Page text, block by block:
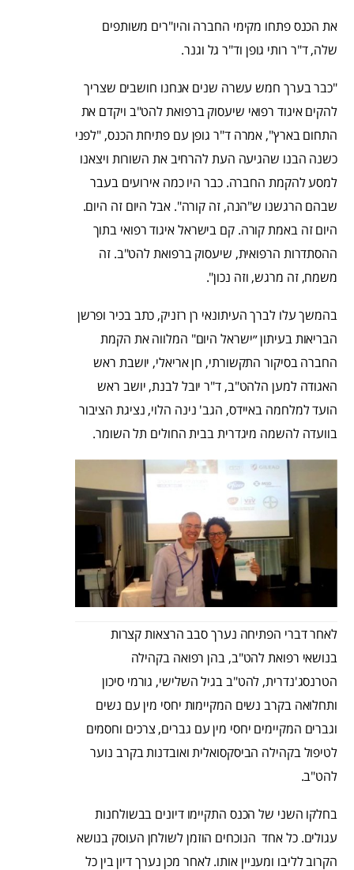
את הכנס פתחו מקימי החברה והיו"רים משותפים
שלה, ד"ר רותי גופן וד"ר גל וגנר.
"כבר בערך חמש עשרה שנים אנחנו חושבים שצריך
להקים איגוד רפואי שיעסוק ברפואת להט"ב ויקדם את
התחום בארץ", אמרה ד"ר גופן עם פתיחת הכנס, "לפני
כשנה הבנו שהגיעה העת להרחיב את השורות ויצאנו
למסע להקמת החברה. כבר היו כמה אירועים בעבר
שבהם הרגשנו ש"הנה, זה קורה". אבל היום זה היום.
היום זה באמת קורה. קם בישראל איגוד רפואי בתוך
ההסתדרות הרפואית, שיעסוק ברפואת להט"ב. זה
משמח, זה מרגש, וזה נכון".
בהמשך עלו לברך העיתונאי רן רזניק, כתב בכיר ופרשן
הבריאות בעיתון ״ישראל היום" המלווה את הקמת
החברה בסיקור התקשורתי, חן אריאלי, יושבת ראש
האגודה למען הלהט"ב, ד"ר יובל לבנת, יושב ראש
הועד למלחמה באיידס, הגב' נינה הלוי, נציגת הציבור
בוועדה להשמה מיגדרית בבית החולים תל השומר.
לאחר דברי הפתיחה נערך סבב הרצאות קצרות
בנושאי רפואת להט"ב, בהן רפואה בקהילה
הטרנסג'נדרית, להט"ב בגיל השלישי, גורמי סיכון
ותחלואה בקרב נשים המקיימות יחסי מין עם נשים
וגברים המקיימים יחסי מין עם גברים, צרכים וחסמים
לטיפול בקהילה הביסקסואלית ואובדנות בקרב נוער
להט"ב.
בחלקו השני של הכנס התקיימו דיונים בבשולחנות
עגולים. כל אחד הנוכחים הוזמן לשולחן העוסק בנושא
הקרוב לליבו ומעניין אותו. לאחר מכן נערך דיון בין כל